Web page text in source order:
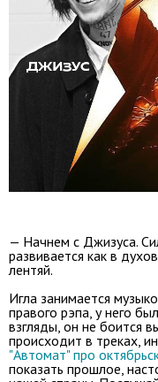
— Начнем с Джизуса.
развивается как в
лентяй.
Игла занимается
правого рэпа, у него
взгляды, он не боится
происходит в треках,
"Автомат" про
показать прошлое,